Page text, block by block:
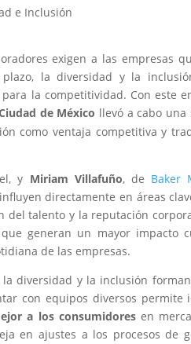
e Inclusión
exigen a las empresas
la diversidad y la
la competitividad. Con este
de México llevó a cabo una
como ventaja competitiva y
y Miriam Villafuño, de Baker
directamente en áreas
del talento y la reputación
generan un mayor impacto
de las empresas.
la diversidad y la inclusión
con equipos diversos permite
a los consumidoresen
en ajustes a los procesos de